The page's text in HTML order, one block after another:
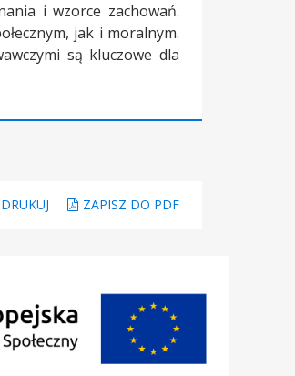
i wzorce zachowań.
jak i moralnym.
są kluczowe dla
DRUKUJ ZAPISZ DO PDF